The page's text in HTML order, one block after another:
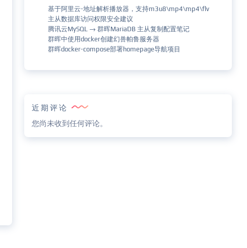
基于阿里云-地址解析播放器，支持m3u8\mp4\mp4\flv
主从数据库访问权限安全建议
腾讯云MySQL → 群晖MariaDB 主从复制配置笔记
群晖中使用docker创建幻兽帕鲁服务器
群晖docker-compose部署homepage导航项目
近期评论
您尚未收到任何评论。